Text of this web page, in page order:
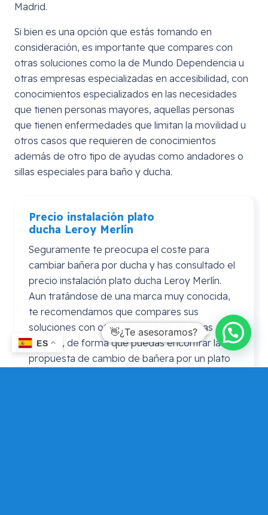
Madrid.
Si bien es una opción que estás tomando en
consideración, es importante que compares con
otras soluciones como la de Mundo Dependencia u
otras empresas especializadas en accesibilidad, con
conocimientos especializados en las necesidades
que tienen personas mayores, aquellas personas
que tienen enfermedades que limitan la movilidad u
otros casos que requieren de conocimientos
además de otro tipo de ayudas como andadores o
sillas especiales para baño y ducha.
Precio instalación plato
ducha Leroy Merlín
Seguramente te preocupa el coste para
cambiar bañera por ducha y has consultado el
precio instalación plato ducha Leroy Merlín.
Aun tratándose de una marca muy conocida,
te recomendamos que compares sus
soluciones con otras disponibles en otras
marcas, de forma que puedas encontrar la
propuesta de cambio de bañera por un plato
ES